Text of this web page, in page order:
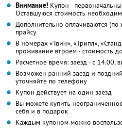
Внимание! Купон -
Оставшуюся стоимость
Дополнительно оплачиваются (по
прайсу
В номерах «Твин», «Трипл»,
проживание втроем - стоимость
Расчетное время: заезд - с 14.00,
Возможен ранний заезд и
уточняйте по телефону
Купон действует на один заезд
Вы можете купить
себя и в подарок
Каждым купоном можно